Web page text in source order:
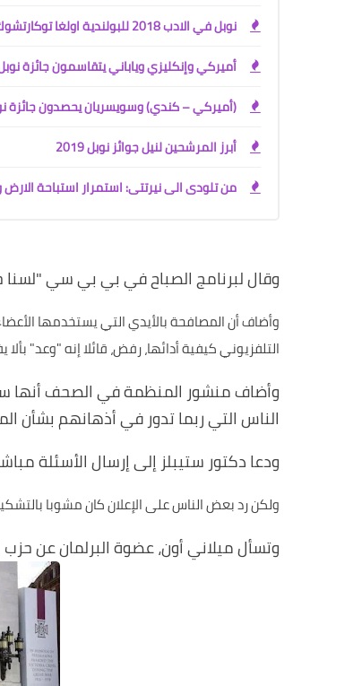
نوبل في الادب 2018 للبولندية اولغا توكارتشوك و2019 للنمساوي بيتر هاندكيه
أميركي وإنكليزي وياباني يتقاسمون جائزة
(أميركي – كندي) وسويسريان يحصدون جائزة
أبرز المرشحين لنيل جوائز نوبل 2019
من تلودى الى نيرتتى: استمرار استباحة
وقال لبرنامج الصباح في بي بي سي "لسنا
وأضاف أن المصافحة بالأيدي التي يستخدمها
التلفزيوني كيفية أدائها، رفض، قائلا إنه "وعد" بألا
وأضاف منشور المنظمة في الصحف أنها
الناس التي ربما تدور في أذهانهم بشأن
ودعا دكتور ستيبلز إلى إرسال الأسئلة
ولكن رد بعض الناس على الإعلان كان مشوبا
وتسأل ميلاني أون، عضوة البرلمان عن